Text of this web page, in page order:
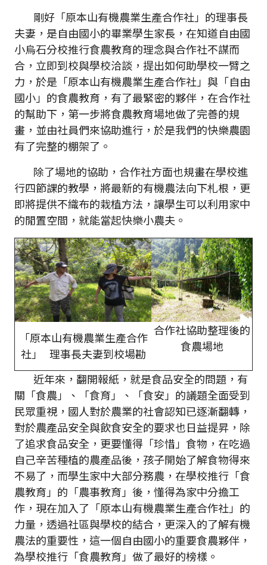
剛好「原本山有機農業生產合作社」的理事長
夫妻，是自由國小的畢業學生家長，在知道自由國
小烏石分校推行食農教育的理念與合作社不謀而
合，立即到校與學校洽談，提出如何助學校一臂之
力，於是「原本山有機農業生產合作社」與「自由
國小」的食農教育，有了最緊密的夥伴，在合作社
的幫助下，第一步將食農教育場地做了完善的規
畫，並由社員們來協助進行，於是我們的快樂農園
有了完整的棚架了。
除了場地的協助，合作社方面也規畫在學校進
行四節課的教學，將最新的有機農法向下札根，更
即將提供不織布的栽植方法，讓學生可以利用家中
的閒置空間，就能當起快樂小農夫。
「原本山有機農業生產合作
社」 理事長夫妻到校場勘
合作社協助整理後的
食農場地
近年來，翻開報紙，就是食品安全的問題，有
關「食農」、「食育」、「食安」的議題全面受到
民眾重視，國人對於農業的社會認知已逐漸翻轉，
對於農產品安全與飲食安全的要求也日益提昇，除
了追求食品安全，更要懂得「珍惜」食物，在吃過
自己辛苦種植的農產品後，孩子開始了解食物得來
不易了，而學生家中大部分務農，在學校推行「食
農教育」的「農事教育」後，懂得為家中分擔工
作，現在加入了「原本山有機農業生產合作社」的
力量，透過社區與學校的結合，更深入的了解有機
農法的重要性，這一個自由國小的重要食農夥伴，
為學校推行「食農教育」做了最好的榜樣。